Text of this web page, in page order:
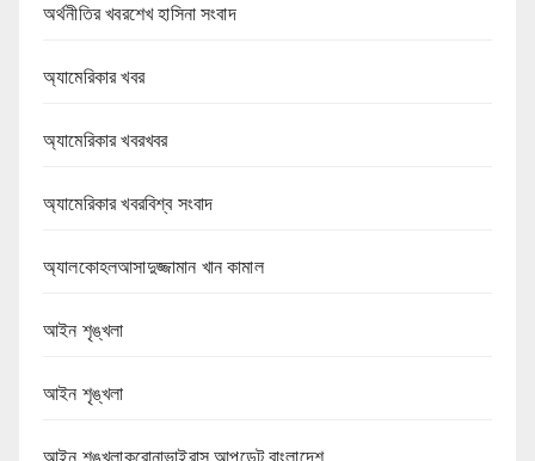
অর্থনীতির খবরশেখ হাসিনা সংবাদ
অ্যামেরিকার খবর
অ্যামেরিকার খবরখবর
অ্যামেরিকার খবরবিশ্ব সংবাদ
অ্যালকোহলআসাদুজ্জামান খান কামাল
আইন শৃঙ্খলা
আইন শৃঙ্খলা
আইন শৃঙ্খলাকরোনাভাইরাস আপডেট বাংলাদেশ